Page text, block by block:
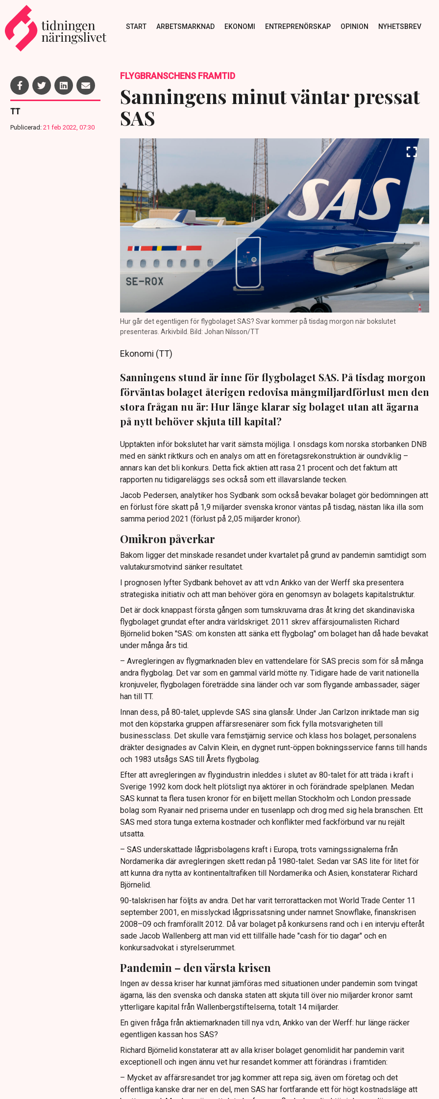
START ARBETSMARKNAD EKONOMI ENTREPRENÖRSKAP OPINION NYHETSBREV
TT
Publicerad: 21 feb 2022, 07:30
FLYGBRANSCHENS FRAMTID
Sanningens minut väntar pressat
SAS
Hur går det egentligen för flygbolaget SAS? Svar kommer på tisdag morgon när bokslutet
presenteras. Arkivbild. Bild: Johan Nilsson/TT
Ekonomi (TT)
Sanningens stund är inne för flygbolaget SAS. På tisdag morgon
förväntas bolaget återigen redovisa mångmiljardförlust men den
stora frågan nu är: Hur länge klarar sig bolaget utan att ägarna
på nytt behöver skjuta till kapital?
Upptakten inför bokslutet har varit sämsta möjliga. I onsdags kom norska storbanken DNB
med en sänkt riktkurs och en analys om att en företagsrekonstruktion är oundviklig –
annars kan det bli konkurs. Detta fick aktien att rasa 21 procent och det faktum att
rapporten nu tidigareläggs ses också som ett illavarslande tecken.
Jacob Pedersen, analytiker hos Sydbank som också bevakar bolaget gör bedömningen att
en förlust före skatt på 1,9 miljarder svenska kronor väntas på tisdag, nästan lika illa som
samma period 2021 (förlust på 2,05 miljarder kronor).
Omikron påverkar
Bakom ligger det minskade resandet under kvartalet på grund av pandemin samtidigt som
valutakursmotvind sänker resultatet.
I prognosen lyfter Sydbank behovet av att vd:n Ankko van der Werff ska presentera
strategiska initiativ och att man behöver göra en genomsyn av bolagets kapitalstruktur.
Det är dock knappast första gången som tumskruvarna dras åt kring det skandinaviska
flygbolaget grundat efter andra världskriget. 2011 skrev affärsjournalisten Richard
Björnelid boken "SAS: om konsten att sänka ett flygbolag" om bolaget han då hade bevakat
under många års tid.
– Avregleringen av flygmarknaden blev en vattendelare för SAS precis som för så många
andra flygbolag. Det var som en gammal värld mötte ny. Tidigare hade de varit nationella
kronjuveler, flygbolagen företrädde sina länder och var som flygande ambassader, säger
han till TT.
Innan dess, på 80-talet, upplevde SAS sina glansår. Under Jan Carlzon inriktade man sig
mot den köpstarka gruppen affärsresenärer som fick fylla motsvarigheten till
businessclass. Det skulle vara femstjärnig service och klass hos bolaget, personalens
dräkter designades av Calvin Klein, en dygnet runt-öppen bokningsservice fanns till hands
och 1983 utsågs SAS till Årets flygbolag.
Efter att avregleringen av flygindustrin inleddes i slutet av 80-talet för att träda i kraft i
Sverige 1992 kom dock helt plötsligt nya aktörer in och förändrade spelplanen. Medan
SAS kunnat ta flera tusen kronor för en biljett mellan Stockholm och London pressade
bolag som Ryanair ned priserna under en tusenlapp och drog med sig hela branschen. Ett
SAS med stora tunga externa kostnader och konflikter med fackförbund var nu rejält
utsatta.
– SAS underskattade lågprisbolagens kraft i Europa, trots varningssignalerna från
Nordamerika där avregleringen skett redan på 1980-talet. Sedan var SAS lite för litet för
att kunna dra nytta av kontinentaltrafiken till Nordamerika och Asien, konstaterar Richard
Björnelid.
90-talskrisen har följts av andra. Det har varit terrorattacken mot World Trade Center 11
september 2001, en misslyckad lågprissatsning under namnet Snowflake, finanskrisen
2008–09 och framförallt 2012. Då var bolaget på konkursens rand och i en intervju efteråt
sade Jacob Wallenberg att man vid ett tillfälle hade "cash för tio dagar" och en
konkursadvokat i styrelserummet.
Pandemin – den värsta krisen
Ingen av dessa kriser har kunnat jämföras med situationen under pandemin som tvingat
ägarna, läs den svenska och danska staten att skjuta till över nio miljarder kronor samt
ytterligare kapital från Wallenbergstiftelserna, totalt 14 miljarder.
En given fråga från aktiemarknaden till nya vd:n, Ankko van der Werff: hur länge räcker
egentligen kassan hos SAS?
Richard Björnelid konstaterar att av alla kriser bolaget genomlidit har pandemin varit
exceptionell och ingen ännu vet hur resandet kommer att förändras i framtiden:
– Mycket av affärsresandet tror jag kommer att repa sig, även om företag och det
offentliga kanske drar ner en del, men SAS har fortfarande ett för högt kostnadsläge att